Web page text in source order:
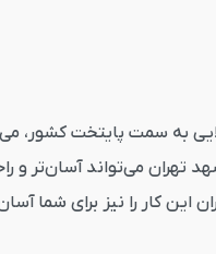
به سمت پایتخت کشور،
تهران می‌تواند آسان‌تر و
این کار را نیز برای شما